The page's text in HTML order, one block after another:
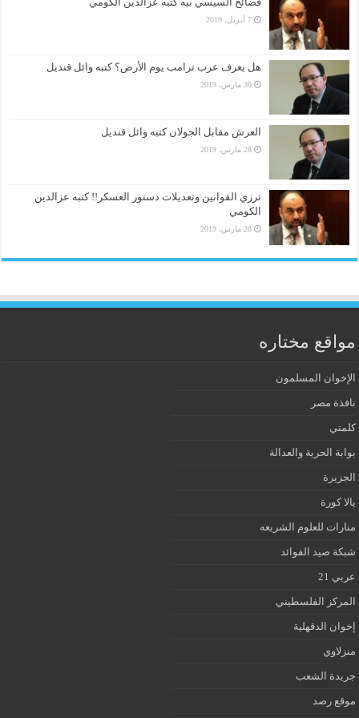
7 أبريل، 2019
هل يعرف عرب ترامب يوم الأرض؟ كتبه وائل قنديل
30 مارس، 2019
العرش مقابل الجولان كتبه وائل قنديل
28 مارس، 2019
ترزي القوانين وتعديلات دستور العسكر!! كتبه عزالدين
الكومي
28 مارس، 2019
مواقع مختاره
الإخوان المسلمون
نافذة مصر
كلمتي
بوابة الحرية والعدالة
الجزيرة
يالا كورة
منارات للعلوم الشريعه
شبكة صيد الفوائد
عربي 21
المركز الفلسطيني
إخوان الدقهلية
منزلاوي
جريدة الشعب
موقع رصد